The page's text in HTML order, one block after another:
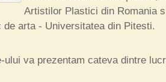
Artistilor Plastici din Romania
de arta - Universitatea din Pitesti.
va prezentam cateva dintre